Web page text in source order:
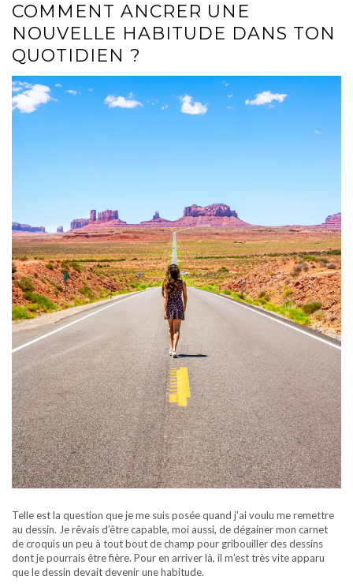
COMMENT ANCRER UNE
NOUVELLE HABITUDE DANS TON
QUOTIDIEN ?
Telle est la question que je me suis posée quand j’ai voulu me remettre
au dessin. Je rêvais d’être capable, moi aussi, de dégainer mon carnet
de croquis un peu à tout bout de champ pour gribouiller des dessins
dont je pourrais être fière. Pour en arriver là, il m’est très vite apparu
que le dessin devait devenir une habitude.